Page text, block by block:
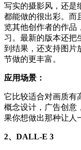
写实的摄影风，还是
都能做的很出彩。而
览其他创作者的作品
习。最新的版本还把
到结果，还支持图片
节做的更丰富。
应用场景：
它比较适合对画质有
概念设计，广告创意
果你想做出那种让人
2、DALL-E 3